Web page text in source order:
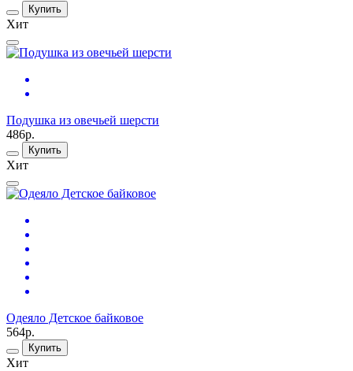
Купить
Хит
Подушка из овечьей шерсти
486р.
Купить
Хит
Одеяло Детское байковое
564р.
Купить
Хит